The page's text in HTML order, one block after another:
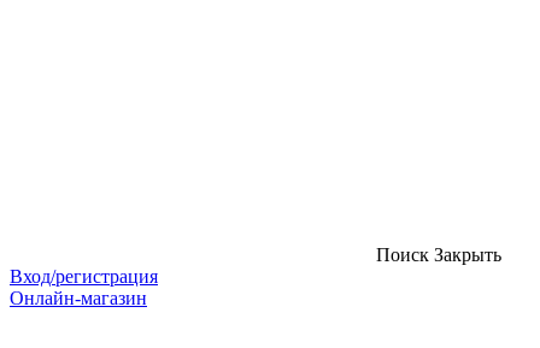
Поиск Закрыть
Вход/регистрация
Онлайн-магазин